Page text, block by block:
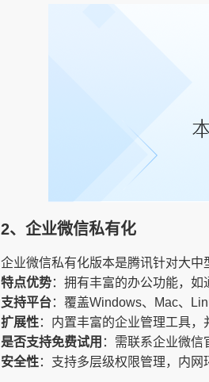
2、企业微信私有化
企业微信私有化版本是腾讯针对大中
特点优势：拥有丰富的办公功能，如
支持平台：覆盖Windows、Mac、
扩展性：内置丰富的企业管理工具，
是否支持免费试用 ：需联系企业微信
安全性：支持多层级权限管理，内网